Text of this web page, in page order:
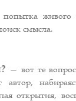
живого
смысла.
— вот те
автор,
открытия,